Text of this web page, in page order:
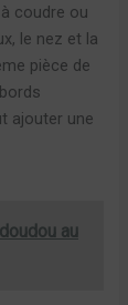
coudre ou
le nez et la
pièce de
ajouter une
au